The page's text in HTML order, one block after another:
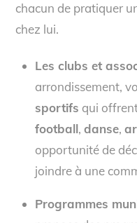
chacun de pratiquer
chez lui.
Les clubs et
arrondissement,
sportifs qui
football, danse,
opportunité de
joindre à une
Programmes